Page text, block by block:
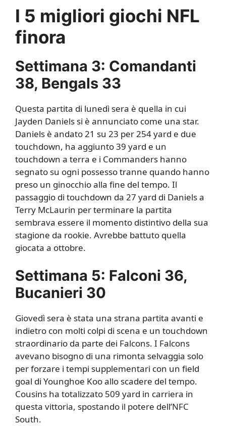
I 5 migliori giochi NFL
finora
Settimana 3: Comandanti
38, Bengals 33
Questa partita di lunedì sera è quella in cui
Jayden Daniels si è annunciato come una star.
Daniels è andato 21 su 23 per 254 yard e due
touchdown, ha aggiunto 39 yard e un
touchdown a terra e i Commanders hanno
segnato su ogni possesso tranne quando hanno
preso un ginocchio alla fine del tempo. Il
passaggio di touchdown da 27 yard di Daniels a
Terry McLaurin per terminare la partita
sembrava essere il momento distintivo della sua
stagione da rookie. Avrebbe battuto quella
giocata a ottobre.
Settimana 5: Falconi 36,
Bucanieri 30
Giovedì sera è stata una strana partita avanti e
indietro con molti colpi di scena e un touchdown
straordinario da parte dei Falcons. I Falcons
avevano bisogno di una rimonta selvaggia solo
per forzare i tempi supplementari con un field
goal di Younghoe Koo allo scadere del tempo.
Cousins ​​​​ha totalizzato 509 yard in carriera in
questa vittoria, spostando il potere dell’NFC
South.